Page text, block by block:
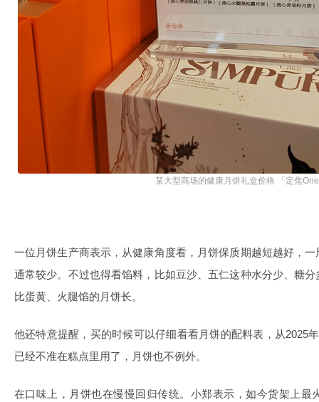
某大型商场的健康月饼礼盒价格 「定焦
一位月饼生产商表示，从健康角度看，月饼保质期越短越好，
通常较少。不过也得看馅料，比如豆沙、五仁这种水分少、糖
比蛋黄、火腿馅的月饼长。
他还特意提醒，买的时候可以仔细看看月饼的配料表，从2025
已经不准在糕点里用了，月饼也不例外。
在口味上，月饼也在慢慢回归传统。小郑表示，如今货架上最